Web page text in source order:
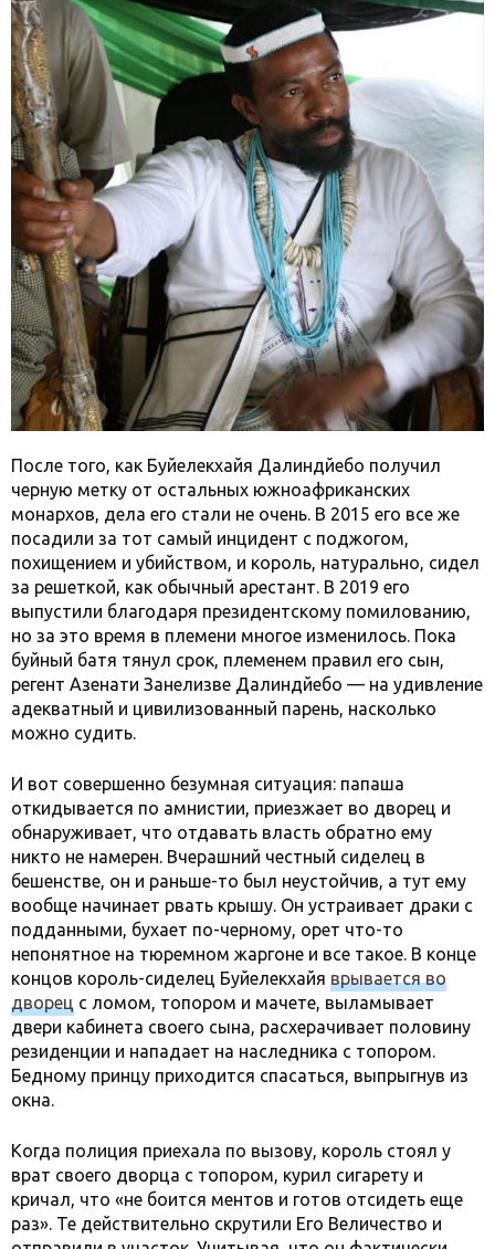
После того, как Буйелекхайя Далиндйебо получил
черную метку от остальных южноафриканских
монархов, дела его стали не очень. В 2015 его все же
посадили за тот самый инцидент с поджогом,
похищением и убийством, и король, натурально, сидел
за решеткой, как обычный арестант. В 2019 его
выпустили благодаря президентскому помилованию,
но за это время в племени многое изменилось. Пока
буйный батя тянул срок, племенем правил его сын,
регент Азенати Занелизве Далиндйебо — на удивление
адекватный и цивилизованный парень, насколько
можно судить.
И вот совершенно безумная ситуация: папаша
откидывается по амнистии, приезжает во дворец и
обнаруживает, что отдавать власть обратно ему
никто не намерен. Вчерашний честный сиделец в
бешенстве, он и раньше-то был неустойчив, а тут ему
вообще начинает рвать крышу. Он устраивает драки с
подданными, бухает по-черному, орет что-то
непонятное на тюремном жаргоне и все такое. В конце
концов король-сиделец Буйелекхайя врывается во
дворец с ломом, топором и мачете, выламывает
двери кабинета своего сына, расхерачивает половину
резиденции и нападает на наследника с топором.
Бедному принцу приходится спасаться, выпрыгнув из
окна.
Когда полиция приехала по вызову, король стоял у
врат своего дворца с топором, курил сигарету и
кричал, что «не боится ментов и готов отсидеть еще
раз». Те действительно скрутили Его Величество и